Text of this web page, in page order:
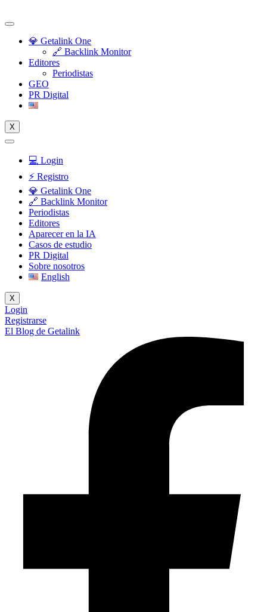
to
💎 Getalink One
🔗 Backlink Monitor
Editores
Periodistas
GEO
PR Digital
X
💻 Login
⚡️ Registro
💎 Getalink One
🔗 Backlink Monitor
Periodistas
Editores
Aparecer en la IA
Casos de estudio
PR Digital
Sobre nosotros
English
X
Login
Registrarse
El Blog de Getalink